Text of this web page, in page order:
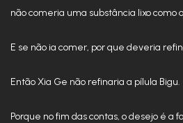
não comeria uma substância lixo como
E se não ia comer, por que deveria
Então Xia Ge não refinaria a pílula Bigu.
Porque no fim das contas, o desejo é a